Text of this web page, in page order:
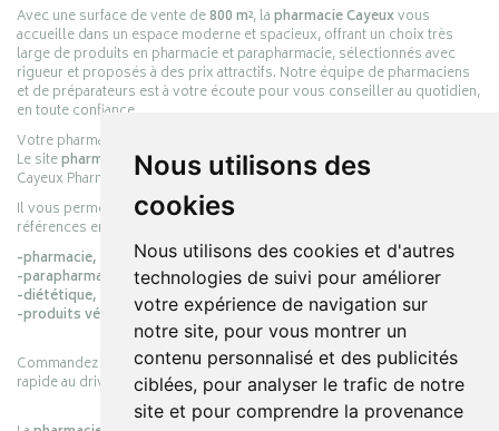
Nous utilisons des
cookies
Nous utilisons des cookies et d'autres
technologies de suivi pour améliorer
votre expérience de navigation sur
notre site, pour vous montrer un
contenu personnalisé et des publicités
ciblées, pour analyser le trafic de notre
site et pour comprendre la provenance
Avec une surface de vente de800 m², lapharmacie Cayeuxvous
accueille dans un espace moderne et spacieux, offrant un choix très
large de produits en pharmacie et parapharmacie, sélectionnés avec
rigueur et proposés à des prix attractifs. Notre équipe de pharmaciens
et de préparateurs est à votre écoute pour vous conseiller au quotidien,
en toute confiance.
Votre pharmacie en ligne :
Le sitepharmacie-cayeux.frest le prolongement digital de la pharmacie
Cayeux Pharmabest Berck-sur-Mer – Rang-du-Fliers.
Il vous permet de réaliser vos achats en ligne parmi des milliers de
références en :
-pharmacie,
-parapharmacie,
-diététique,
-produits vétérinaires.
Commandez simplement vos produits en ligne et choisissez le retrait
rapide au drive ou la livraison à domicile, en toute simplicité.